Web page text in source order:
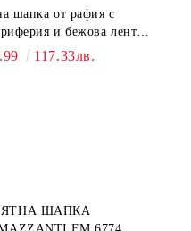
шапка от рафия с
и бежова лента
| Натурален
117.33лв.
ШАПКА